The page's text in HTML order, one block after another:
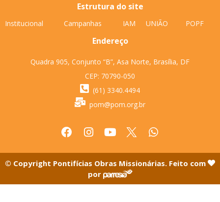
Estrutura do site
Institucional Campanhas IAM UNIÃO POPF
Endereço
Quadra 905, Conjunto “B”, Asa Norte, Brasília, DF
CEP: 70790-050
(61) 3340.4494
pom@pom.org.br
© Copyright Pontifícias Obras Missionárias. Feito com
por